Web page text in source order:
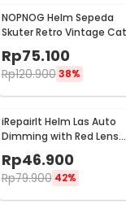
NOPNOG Helm Sepeda
Skuter Retro Vintage
Rp75.100
Rp120.900 38%
iRepairIt Helm Las Auto
Dimming with Red Lens
Transparent Welding
- IRI55T
Rp46.900
Rp79.900 42%